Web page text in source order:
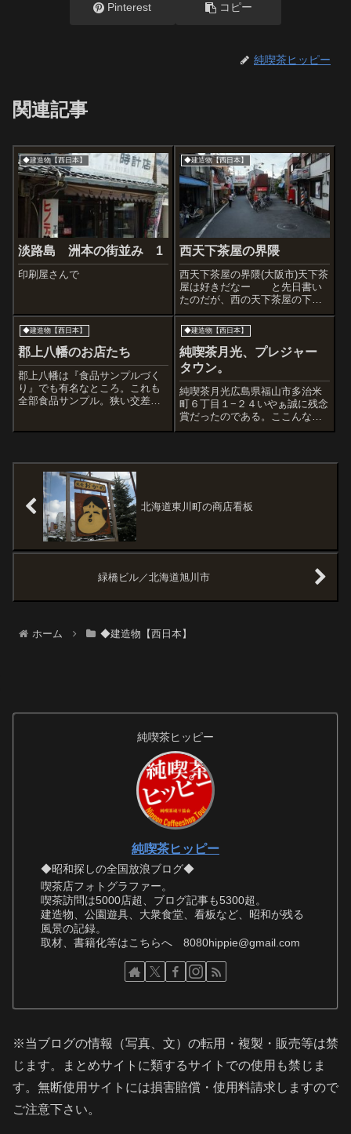
Pinterest コピー
純喫茶ヒッピー
関連記事
◆建造物【西日本】
淡路島 洲本の街並み 1
印刷屋さんで
◆建造物【西日本】
西天下茶屋の界隈
西天下茶屋の界隈(大阪市)天下茶
屋は好きだなー と先日書い
たのだが、西の天下茶屋の下町
ぶりも病みつき系。晩御飯のお
かずの買い物帰りの奥さまた
ち、じいちゃんばあちゃん、路
上で遊んでるがきんちょたち、
チャリこぐ人々、ごくごく当た
り前の光景にな...
◆建造物【西日本】
郡上八幡のお店たち
郡上八幡は『食品サンプルづく
り』でも有名なところ。これも
全部食品サンプル。狭い交差点
通りという商店街になります。
夜は・・・こんな...
◆建造物【西日本】
純喫茶月光、プレジャー
タウン。
純喫茶月光広島県福山市多治米
町６丁目１−２４いやぁ誠に残念
賞だったのである。ここんない
い喫茶店みつけたのにお休みと
りとはこういうもんである。ト
北海道東川町の商店看板
緑橋ビル／北海道旭川市
ホーム ◆建造物【西日本】
純喫茶ヒッピー
純喫茶ヒッピー
◆昭和探しの全国放浪ブログ◆
喫茶店フォトグラファー。
喫茶訪問は5000店超、ブログ記事も5300超。
建造物、公園遊具、大衆食堂、看板など、昭和が残る
風景の記録。
取材、書籍化等はこちらへ 8080hippie@gmail.com
※当ブログの情報（写真、文）の転用・複製・販売等は禁
じます。まとめサイトに類するサイトでの使用も禁じま
す。無断使用サイトには損害賠償・使用料請求しますので
ご注意下さい。